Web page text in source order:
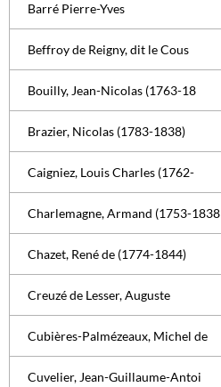
Barré Pierre-Yves
Beffroy de Reigny, dit le Cous
Bouilly, Jean-Nicolas (1763-18
Brazier, Nicolas (1783-1838)
Caigniez, Louis Charles (1762-
Charlemagne, Armand (1753-1838
Chazet, René de (1774-1844)
Creuzé de Lesser, Auguste
Cubières-Palmézeaux, Michel de
Cuvelier, Jean-Guillaume-Antoi